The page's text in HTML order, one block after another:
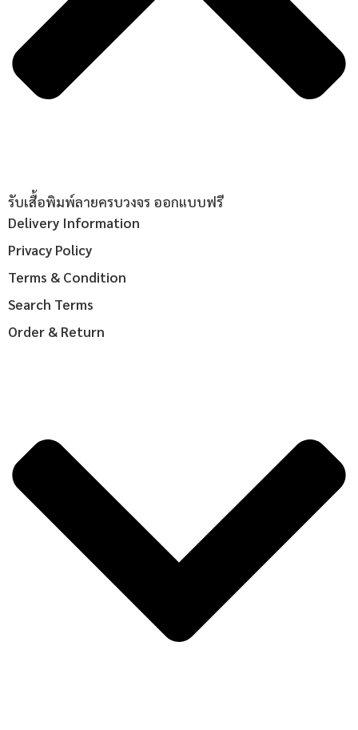
รับเสื้อพิมพ์ลายครบวงจร ออกแบบฟรี
Delivery Information
Privacy Policy
Terms & Condition
Search Terms
Order & Return